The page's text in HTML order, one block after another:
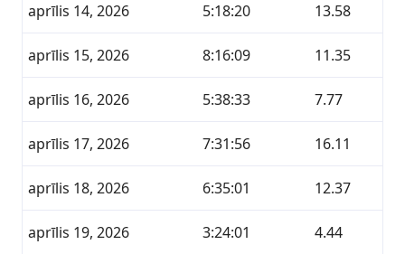
aprīlis 14, 2026 5:18:20 13.58
aprīlis 15, 2026 8:16:09 11.35
aprīlis 16, 2026 5:38:33 7.77
aprīlis 17, 2026 7:31:56 16.11
aprīlis 18, 2026 6:35:01 12.37
aprīlis 19, 2026 3:24:01 4.44